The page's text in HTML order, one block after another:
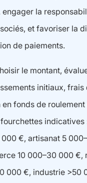
engager la
et favoriser la
de paiements.
le montant,
initiaux, frais
en fonds de
indicatives
€, artisanat 5
10 000–30 000 €,
000 €, industrie >50